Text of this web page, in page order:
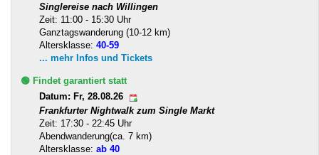
Singlereise nach Willingen
Zeit: 11:00 - 15:30 Uhr
Ganztagswanderung (10-12 km)
Altersklasse: 40-59
... mehr Infos und Tickets
🟢 Findet garantiert statt
Datum: Fr, 28.08.26
Frankfurter Nightwalk zum Single Markt
Zeit: 17:30 - 22:45 Uhr
Abendwanderung(ca. 7 km)
Altersklasse: ab 40